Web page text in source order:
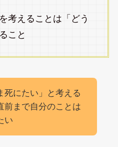
考えることは「どう
こと
死にたい」と考える
前まで自分のことは
い